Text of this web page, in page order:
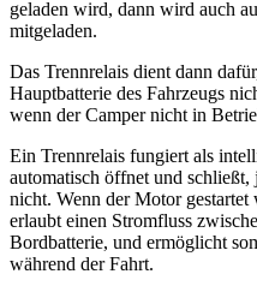
geladen wird, dann wird auch
mitgeladen.
Das Trennrelais dient dann
Hauptbatterie des Fahrzeugs
wenn der Camper nicht in
Ein Trennrelais fungiert als
automatisch öffnet und
nicht. Wenn der Motor gestartet
erlaubt einen Stromfluss
Bordbatterie, und ermöglicht
während der Fahrt.